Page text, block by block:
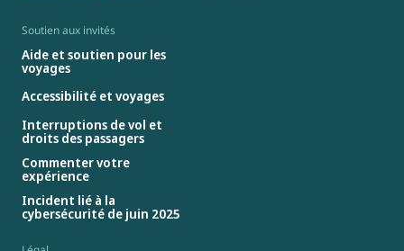
Soutien aux invités
Aide et soutien pour les
voyages
Accessibilité et voyages
Interruptions de vol et
droits des passagers
Commenter votre
expérience
Incident lié à la
cybersécurité de juin 2025